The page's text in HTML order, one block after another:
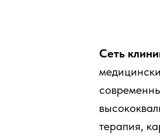
Сеть
терапия,